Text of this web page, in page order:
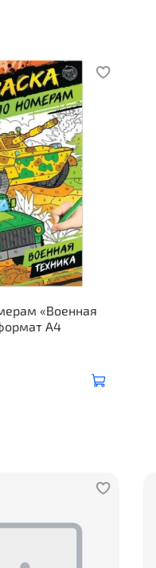
«Военная
А4